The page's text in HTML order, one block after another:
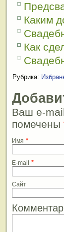
Каким
Как
Рубрика:
Ваш e-
помечены
Имя *
E-mail *
Сайт